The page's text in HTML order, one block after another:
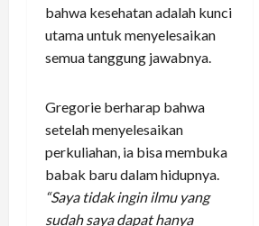
bahwa kesehatan adalah kunci
utama untuk menyelesaikan
semua tanggung jawabnya.
Gregorie berharap bahwa
setelah menyelesaikan
perkuliahan, ia bisa membuka
babak baru dalam hidupnya.
“Saya tidak ingin ilmu yang
sudah saya dapat hanya